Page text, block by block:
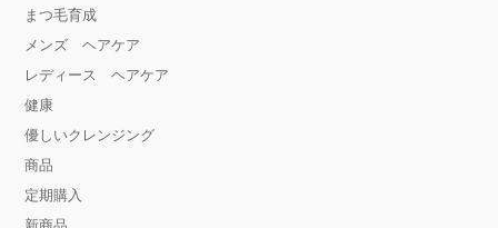
まつ毛育成
メンズ ヘアケア
レディース ヘアケア
健康
優しいクレンジング
商品
定期購入